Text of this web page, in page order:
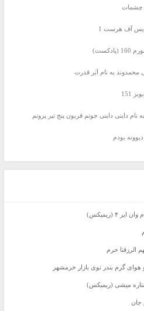
چشمات
ایس آف هرست 1
محمدوند به نام اَبَر قدرت
داینی داینی جونم قربون پنج تیر پرونم
بودم
۴ (ریمیکس)
الرزقنا حرم
گرم بندر توی بازار خرمشهر
ستاره میشی (ریمیکس)
جان